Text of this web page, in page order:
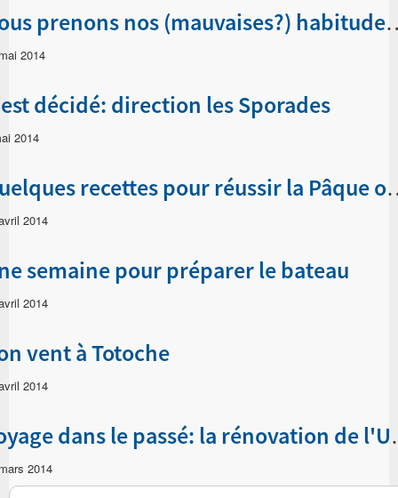
Nous prenons
2014
décidé: direction les Sporades
2014
Quelques
2014
semaine pour préparer le bateau
2014
vent à Totoche
2014
2014